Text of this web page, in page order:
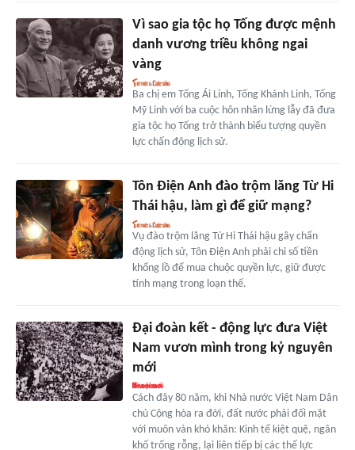
Vì sao gia tộc họ Tống được mệnh
danh vương triều không ngai
vàng
Ba chị em Tống Ái Linh, Tống Khánh Linh, Tống
Mỹ Linh với ba cuộc hôn nhân lừng lẫy đã đưa
gia tộc họ Tống trở thành biểu tượng quyền
lực chấn động lịch sử.
Tôn Điện Anh đào trộm lăng Từ Hi
Thái hậu, làm gì để giữ mạng?
Vụ đào trộm lăng Từ Hi Thái hậu gây chấn
động lịch sử, Tôn Điện Anh phải chi số tiền
khổng lồ để mua chuộc quyền lực, giữ được
tính mạng trong loạn thế.
Đại đoàn kết - động lực đưa Việt
Nam vươn mình trong kỷ nguyên
mới
Cách đây 80 năm, khi Nhà nước Việt Nam Dân
chủ Cộng hòa ra đời, đất nước phải đối mặt
với muôn vàn khó khăn: Kinh tế kiệt quệ, ngân
khố trống rỗng, lại liên tiếp bị các thế lực